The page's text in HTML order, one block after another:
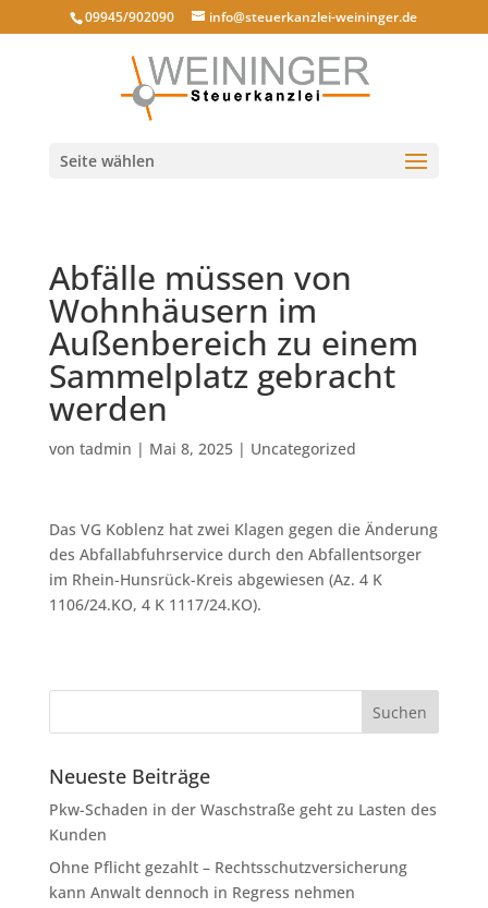
09945/902090 info@steuerkanzlei-weininger.de
Seite wählen
Abfälle müssen von
Wohnhäusern im
Außenbereich zu einem
Sammelplatz gebracht
werden
von tadmin | Mai 8, 2025| Uncategorized
Das VG Koblenz hat zwei Klagen gegen die Änderung
des Abfallabfuhrservice durch den Abfallentsorger
im Rhein-Hunsrück-Kreis abgewiesen (Az. 4 K
1106/24.KO, 4 K 1117/24.KO).
Neueste Beiträge
Pkw-Schaden in der Waschstraße geht zu Lasten des
Kunden
Ohne Pflicht gezahlt – Rechtsschutzversicherung
kann Anwalt dennoch in Regress nehmen